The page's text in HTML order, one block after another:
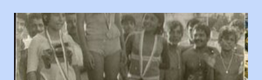
ve ürünlerini Bursa şehrinde görmek istemediklerini bir
protesto eylemiyle açıkladıklarını bildiriyordu.. Bu grup
adına açıklama yapan şahsı muhterem(!) ''Açık ve net olarak
söylüyoruz. Bu son uyarımızdır. Bunun yanısıra, bu takımlara